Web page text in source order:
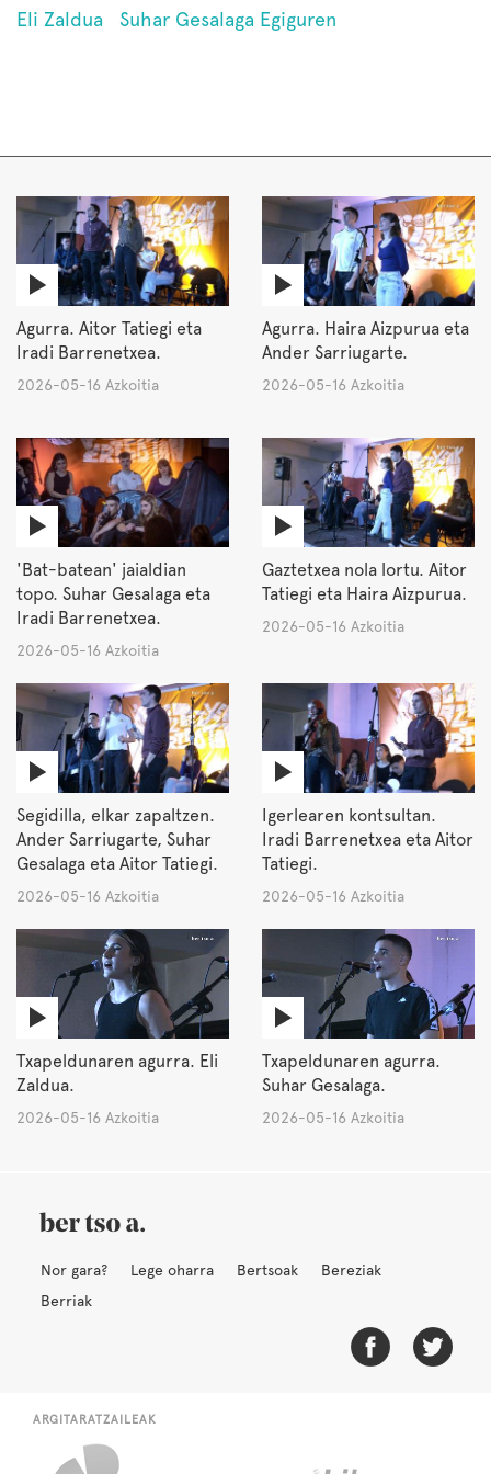
Eli Zaldua Suhar Gesalaga Egiguren
Agurra. Aitor Tatiegi eta
Iradi Barrenetxea.
2026-05-16 Azkoitia
Agurra. Haira Aizpurua eta
Ander Sarriugarte.
2026-05-16 Azkoitia
'Bat-batean' jaialdian
topo. Suhar Gesalaga eta
Iradi Barrenetxea.
2026-05-16 Azkoitia
Gaztetxea nola lortu. Aitor
Tatiegi eta Haira Aizpurua.
2026-05-16 Azkoitia
Segidilla, elkar zapaltzen.
Ander Sarriugarte, Suhar
Gesalaga eta Aitor Tatiegi.
2026-05-16 Azkoitia
Igerlearen kontsultan.
Iradi Barrenetxea eta Aitor
Tatiegi.
2026-05-16 Azkoitia
Txapeldunaren agurra. Eli
Zaldua.
2026-05-16 Azkoitia
Txapeldunaren agurra.
Suhar Gesalaga.
2026-05-16 Azkoitia
Nor gara? Lege oharra Bertsoak
Bereziak
Berriak
ARGITARATZAILEAK